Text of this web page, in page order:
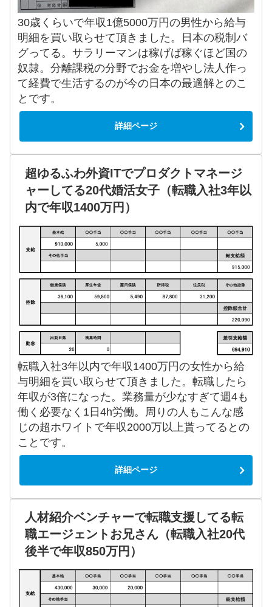
30歳くらいで年収1億5000万円の男性から給与
明細を買い取らせて頂きました。日本の税制バ
グってる。サラリーマンは稼げば稼ぐほど国の
奴隷。分離課税の分野でお金を増やし法人作っ
て経費で生活するのが今の日本の最適解とのこ
とです。
詳細ページ
超ゆるふわ外資ITでプロダクトマネージ
ャーしてる20代婚活女子（転職入社3年以
内で年収1400万円）
転職入社3年以内で年収1400万円の女性から給
与明細を買い取らせて頂きました。転職したら
年収が3倍になった。業務量が少なすぎて週4も
働く必要なく1日4h労働。周りの人もこんな感
じの超ホワイトで年収2000万以上貰ってるとの
ことです。
詳細ページ
人材紹介ベンチャーで転職支援してる転
職エージェントお兄さん（転職入社20代
後半で年収850万円）